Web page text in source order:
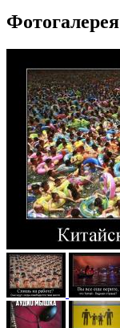
Фотогалерея